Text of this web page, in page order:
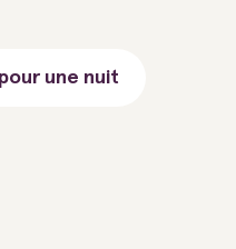
une nuit